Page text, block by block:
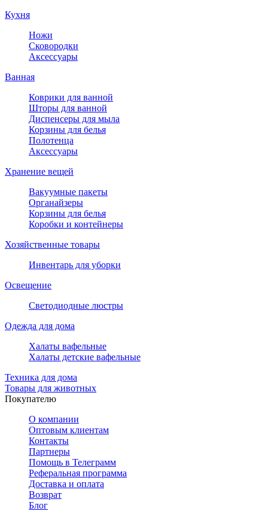
Кухня
Ножи
Сковородки
Аксессуары
Ванная
Коврики для ванной
Шторы для ванной
Диспенсеры для мыла
Корзины для белья
Полотенца
Аксессуары
Хранение вещей
Вакуумные пакеты
Органайзеры
Корзины для белья
Коробки и контейнеры
Хозяйственные товары
Инвентарь для уборки
Освещение
Светодиодные люстры
Одежда для дома
Халаты вафельные
Халаты детские вафельные
Техника для дома
Товары для животных
Покупателю
О компании
Оптовым клиентам
Контакты
Партнеры
Помощь в Телеграмм
Реферальная программа
Доставка и оплата
Возврат
Блог